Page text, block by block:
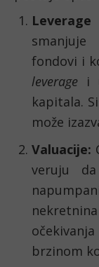
smanjuje
fondovi i
leverage i
kapitala.
može
Valuacije:
veruju
brzinom